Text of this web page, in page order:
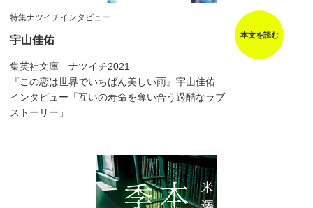
特集ナツイチインタビュー
宇山佳佑
集英社文庫 ナツイチ2021
『この恋は世界でいちばん美しい雨』宇山佳佑
インタビュー「互いの寿命を奪い合う過酷なラブ
ストーリー」
本文を読む